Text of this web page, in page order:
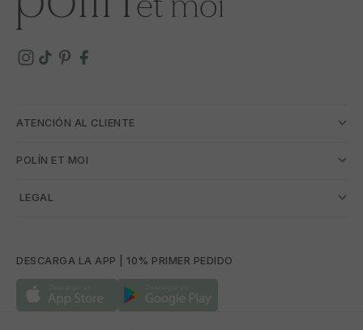
ATENCIÓN AL CLIENTE
POLÍN ET MOI
­ LEGAL
DESCARGA LA APP | 10% PRIMER PEDIDO